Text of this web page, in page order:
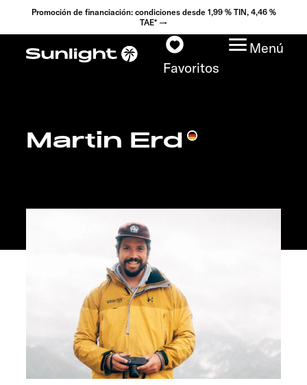
Promoción de financiación: condiciones desde 1,99 % TIN, 4,46 %
TAE* →
Favoritos
Menú
Modelos
Búsqueda de
concesionarios
Descubrir
Servicio
Martin Erd